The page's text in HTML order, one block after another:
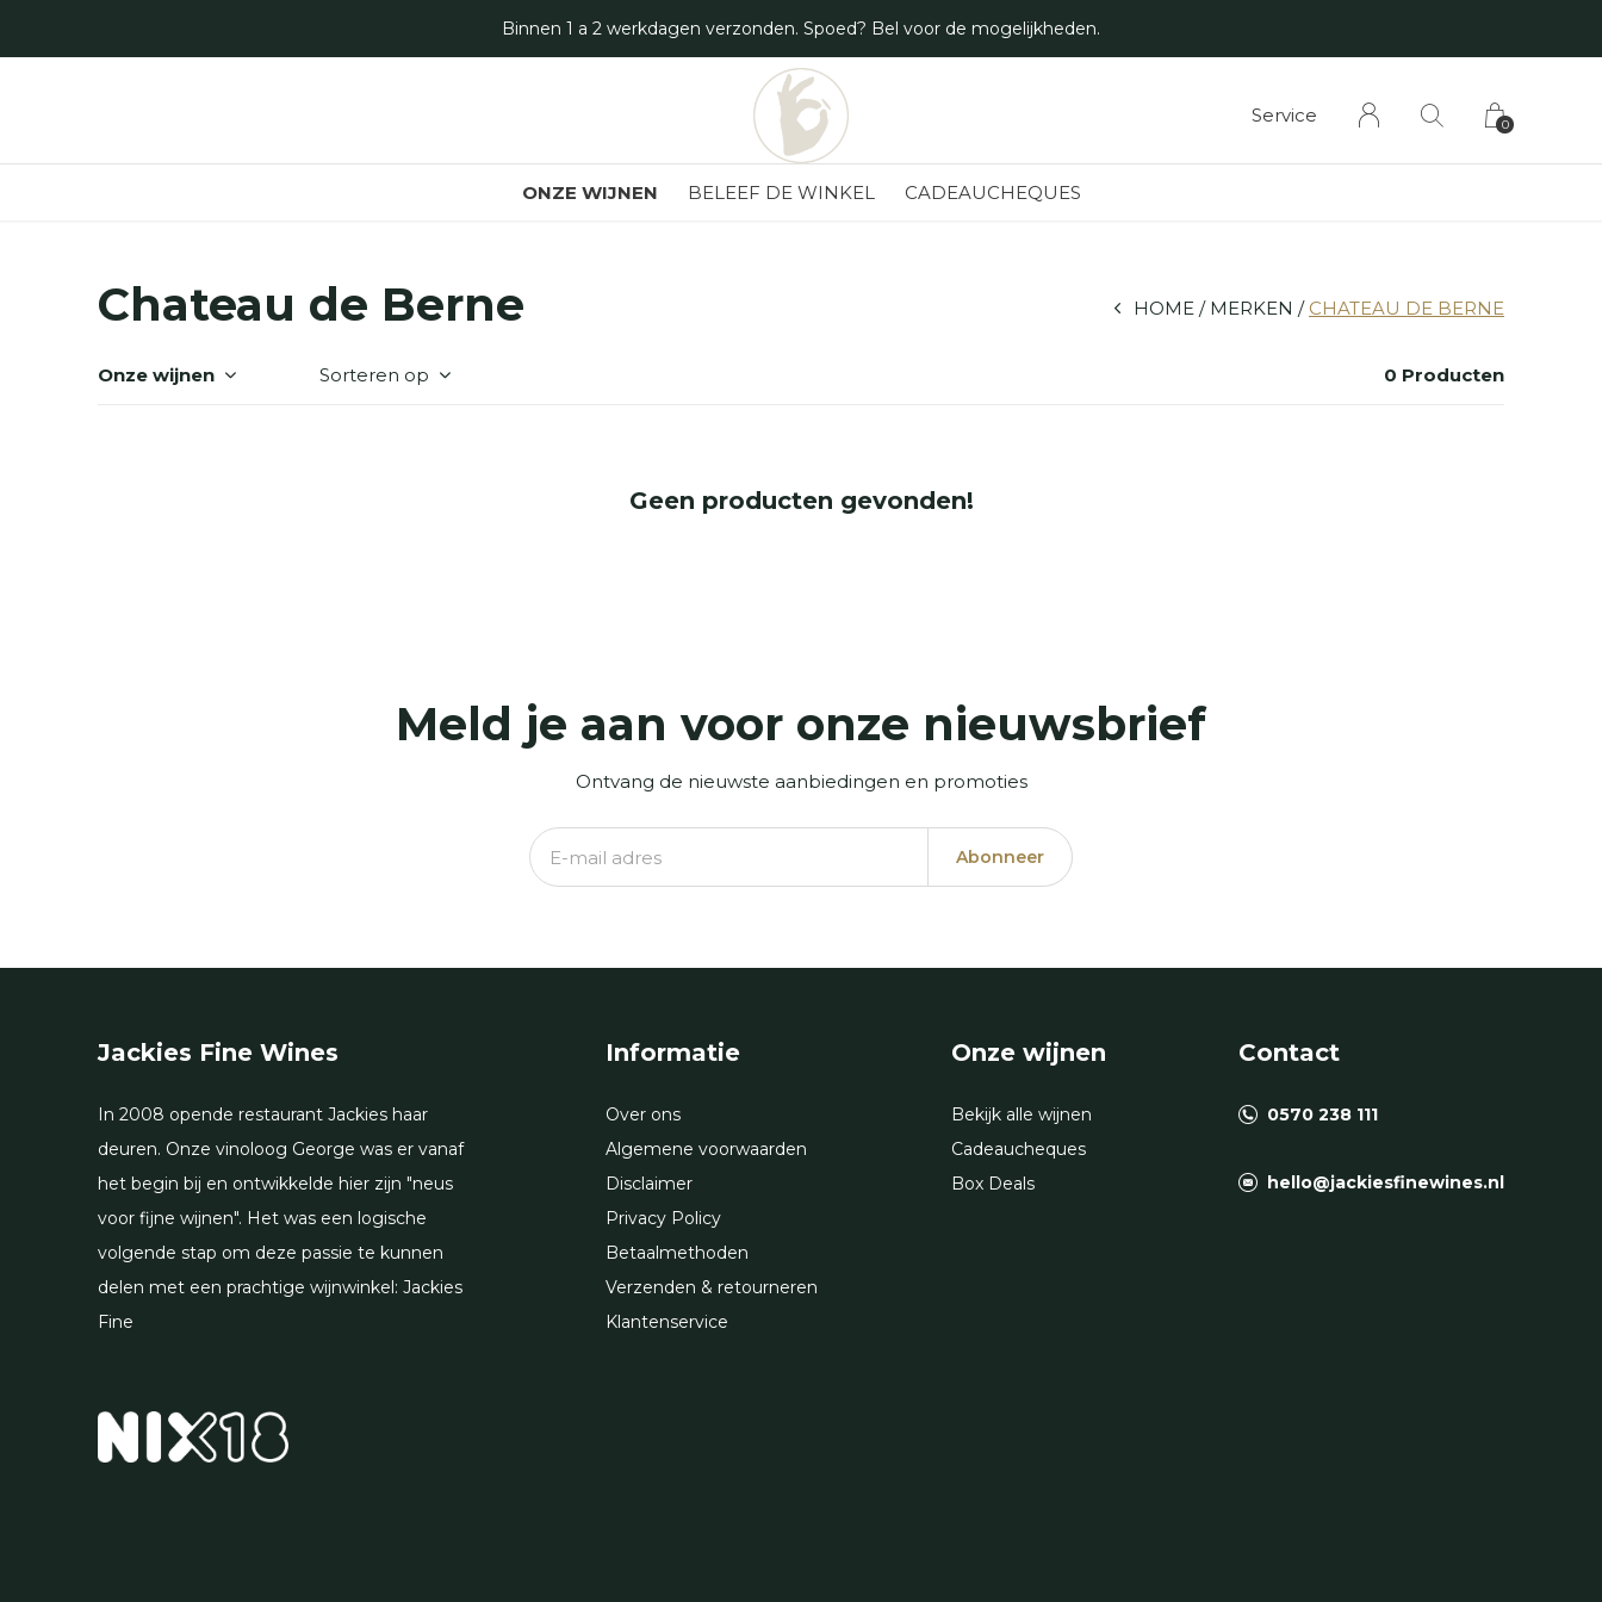
ONZE WIJNEN BELEEF DE WINKEL CADEAUCHEQUES
Service 0
Binnen 1 a 2 werkdagen verzonden. Spoed? Bel voor de mogelijkheden.
Chateau de Berne HOME MERKEN CHATEAU DE BERNE
Onze wijnen Sorteren op 0 Producten
Geen producten gevonden!
Meld je aan voor onze nieuwsbrief
Ontvang de nieuwste aanbiedingen en promoties
Abonneer
Jackies Fine Wines
In 2008 opende restaurant Jackies haar
deuren. Onze vinoloog George was er vanaf
het begin bij en ontwikkelde hier zijn "neus
voor fijne wijnen". Het was een logische
volgende stap om deze passie te kunnen
delen met een prachtige wijnwinkel: Jackies
Fine
Informatie
Over ons
Algemene voorwaarden
Disclaimer
Privacy Policy
Betaalmethoden
Verzenden & retourneren
Klantenservice
Onze wijnen
Bekijk alle wijnen
Cadeaucheques
Box Deals
Contact
0570 238 111
hello@jackiesfinewines.nl